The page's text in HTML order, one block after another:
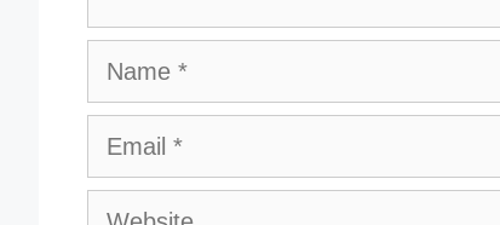
Name
Email
Website